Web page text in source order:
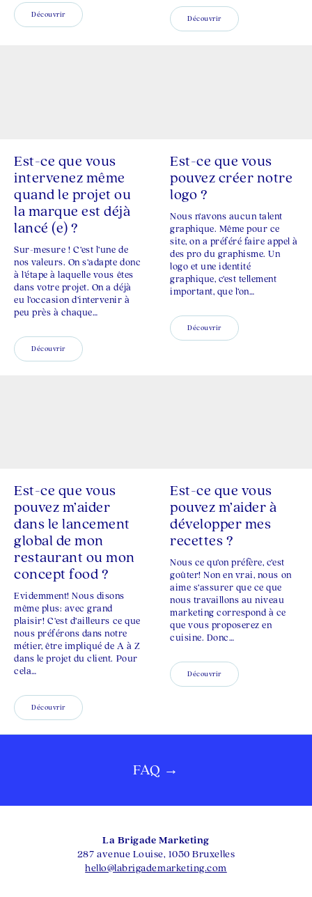
Découvrir Découvrir
Est-ce que vous
intervenez même
quand le projet ou
la marque est déjà
lancé (e) ?
Sur-mesure ! C’est l’une de
nos valeurs. On s’adapte donc
à l’étape à laquelle vous êtes
dans votre projet. On a déjà
eu l’occasion d’intervenir à
peu près à chaque…
Découvrir
Est-ce que vous
pouvez créer notre
logo ?
Nous n’avons aucun talent
graphique. Même pour ce
site, on a préféré faire appel à
des pro du graphisme. Un
logo et une identité
graphique, c’est tellement
important, que l’on…
Découvrir
Est-ce que vous
pouvez m’aider
dans le lancement
global de mon
restaurant ou mon
concept food ?
Evidemment! Nous disons
même plus: avec grand
plaisir! C’est d’ailleurs ce que
nous préférons dans notre
métier, être impliqué de A à Z
dans le projet du client. Pour
cela…
Découvrir
Est-ce que vous
pouvez m’aider à
développer mes
recettes ?
Nous ce qu’on préfère, c’est
goûter! Non en vrai, nous on
aime s’assurer que ce que
nous travaillons au niveau
marketing correspond à ce
que vous proposerez en
cuisine. Donc…
Découvrir
FAQ →
La Brigade Marketing
287 avenue Louise, 1050 Bruxelles
hello@labrigademarketing.com